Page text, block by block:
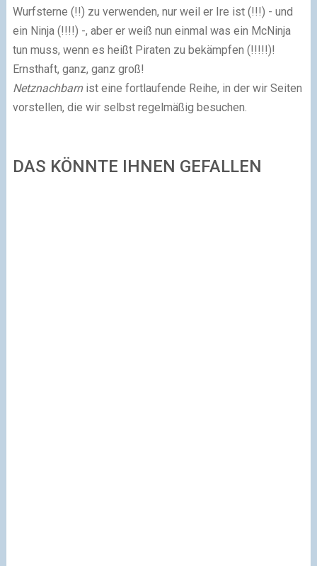
Wurfsterne (!!) zu verwenden, nur weil er Ire ist (!!!) - und
ein Ninja (!!!!) -, aber er weiß nun einmal was ein McNinja
tun muss, wenn es heißt Piraten zu bekämpfen (!!!!!)!
Ernsthaft, ganz, ganz groß!
Netznachbarnist eine fortlaufende Reihe, in der wir Seiten
vorstellen, die wir selbst regelmäßig besuchen.
DAS KÖNNTE IHNEN GEFALLEN